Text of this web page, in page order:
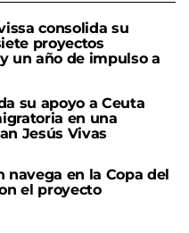
consolida su
proyectos
un año de impulso a
su apoyo a Ceuta
en una
Jesús Vivas
navega en la Copa del
el proyecto